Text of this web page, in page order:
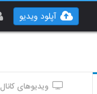
آپلود ویدیو
ویدیوهای کانال